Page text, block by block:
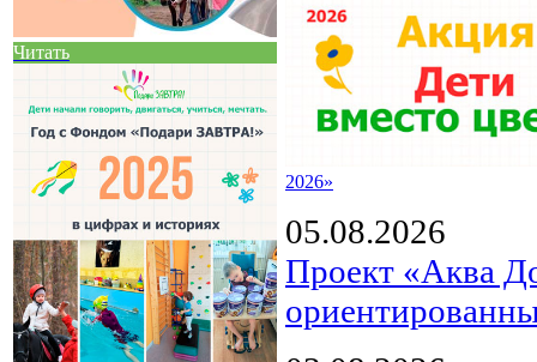
Читать
2026»
05.08.2026
Проект «Аква